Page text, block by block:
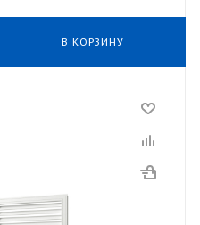
В КОРЗИНУ